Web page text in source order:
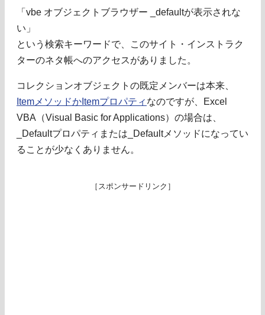
「vbe オブジェクトブラウザー _defaultが表示されな
い」
という検索キーワードで、このサイト・インストラク
ターのネタ帳へのアクセスがありました。
コレクションオブジェクトの既定メンバーは本来、
ItemメソッドかItemプロパティ なのですが、Excel
VBA（Visual Basic for Applications）の場合は、
_Defaultプロパティまたは_Defaultメソッドになってい
ることが少なくありません。
［スポンサードリンク］